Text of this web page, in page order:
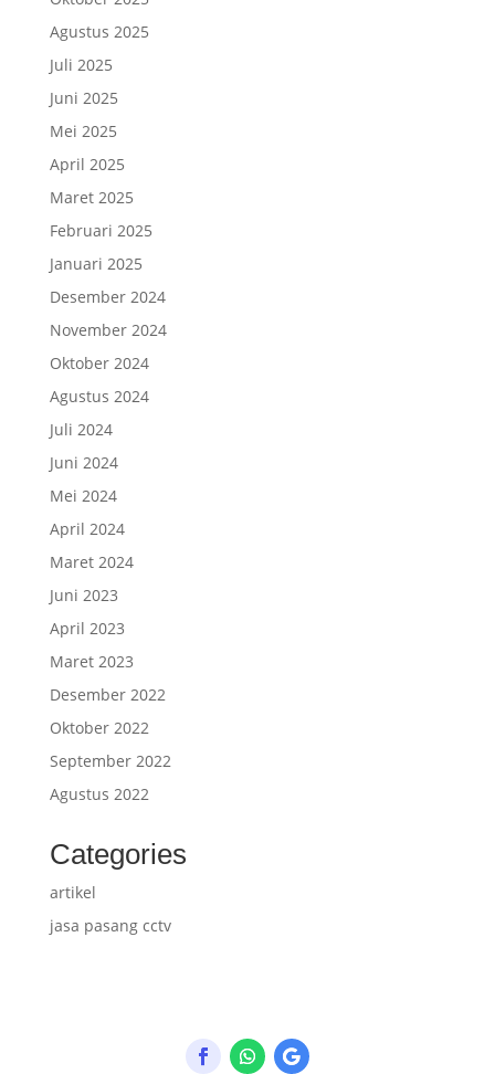
Agustus 2025
Juli 2025
Juni 2025
Mei 2025
April 2025
Maret 2025
Februari 2025
Januari 2025
Desember 2024
November 2024
Oktober 2024
Agustus 2024
Juli 2024
Juni 2024
Mei 2024
April 2024
Maret 2024
Juni 2023
April 2023
Maret 2023
Desember 2022
Oktober 2022
September 2022
Agustus 2022
Categories
artikel
jasa pasang cctv